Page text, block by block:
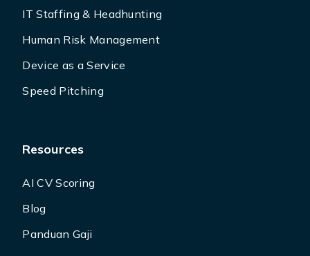
IT Staffing & Headhunting
Human Risk Management
Device as a Service
Speed Pitching
Resources
AI CV Scoring
Blog
Panduan Gaji